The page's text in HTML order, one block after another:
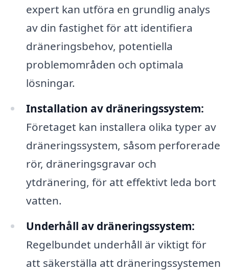
expert kan utföra en grundlig analys
av din fastighet för att identifiera
dräneringsbehov, potentiella
problemområden och optimala
lösningar.
Installation av dräneringssystem:
Företaget kan installera olika typer av
dräneringssystem, såsom perforerade
rör, dräneringsgravar och
ytdränering, för att effektivt leda bort
vatten.
Underhåll av dräneringssystem:
Regelbundet underhåll är viktigt för
att säkerställa att dräneringssystemen